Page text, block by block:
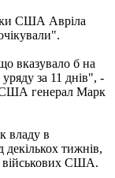
США Авріла
вказувало б на
уряду за 11 днів", -
США генерал Марк
владу в
декількох тижнів,
військових США.